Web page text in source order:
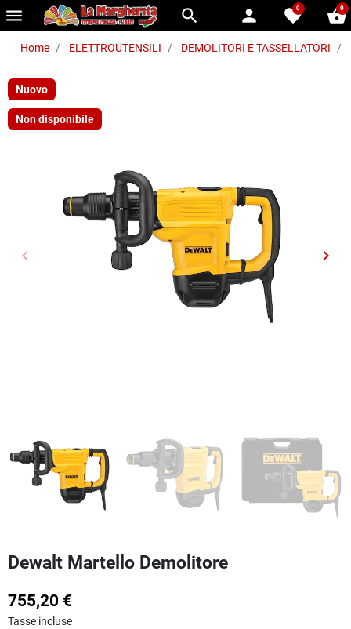
menu search person favorite
0 shopping_basket
0
Home ELETTROUTENSILI DEMOLITORI E TASSELLATORI
Nuovo
Non disponibile
Precedente
keyboard_arrow_left keyboard_arrow_right
Dewalt Martello Demolitore
755,20 €
Tasse incluse